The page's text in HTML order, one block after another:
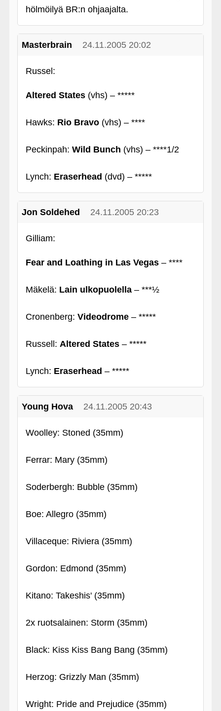
hölmöilyä BR:n ohjaajalta.
Masterbrain 24.11.2005 20:02
Russel:
Altered States(vhs) – *****
Hawks: Rio Bravo(vhs) – ****
Peckinpah: Wild Bunch (vhs) – ****1/2
Lynch: Eraserhead (dvd) – *****
Jon Soldehed 24.11.2005 20:23
Gilliam:
Fear and Loathing in Las Vegas– ****
Mäkelä: Lain ulkopuolella– ***½
Cronenberg: Videodrome– *****
Russell: Altered States– *****
Lynch: Eraserhead – *****
Young Hova 24.11.2005 20:43
Woolley: Stoned (35mm)
Ferrar: Mary (35mm)
Soderbergh: Bubble (35mm)
Boe: Allegro (35mm)
Villaceque: Riviera (35mm)
Gordon: Edmond (35mm)
Kitano: Takeshis' (35mm)
2x ruotsalainen: Storm (35mm)
Black: Kiss Kiss Bang Bang (35mm)
Herzog: Grizzly Man (35mm)
Wright: Pride and Prejudice (35mm)